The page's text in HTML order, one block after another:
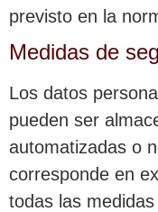
previsto en la
Medidas de
Los datos
pueden ser
automatizadas o
corresponde en
todas las